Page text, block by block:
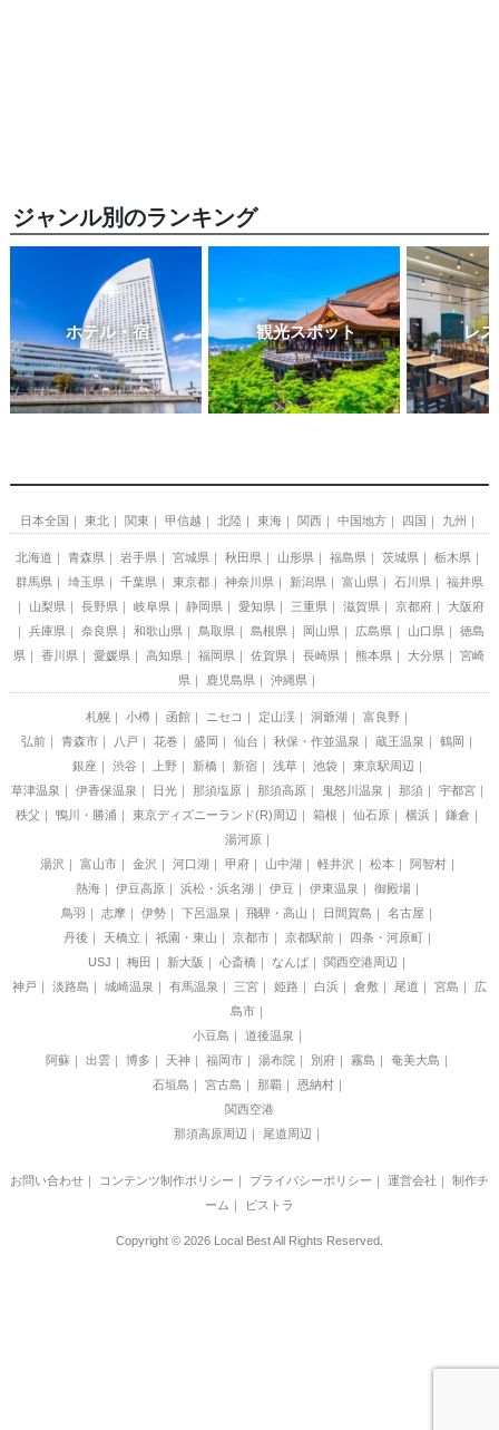
ジャンル別のランキング
ホテル・宿 観光スポット レ
日本全国 東北 関東 甲信越 北陸 東海 関西 中国地方 四国 九州
北海道 青森県 岩手県 宮城県 秋田県 山形県 福島県 茨城県
栃木県
群馬県
埼玉県 千葉県 東京都 神奈川県 新潟県 富山県 石川県
福井県
山梨県
長野県 岐阜県 静岡県 愛知県 三重県 滋賀県 京都府
大阪府
兵庫県
奈良県 和歌山県 鳥取県 島根県 岡山県 広島県 山口県
徳島
県
香川県 愛媛県 高知県 福岡県 佐賀県 長崎県 熊本県 大分県
宮崎
県
鹿児島県 沖縄県
札幌 小樽 函館 ニセコ 定山渓 洞爺湖
富良野
弘前
青森市 八戸 花巻 盛岡 仙台 秋保・作並温泉 蔵王温泉
鶴岡
銀座
渋谷 上野 新橋 新宿 浅草 池袋
東京駅周辺
草津温泉
伊香保温泉 日光 那須塩原 那須高原 鬼怒川温泉 那須
宇都宮
秩父
鴨川・勝浦 東京ディズニーランド(R)周辺 箱根 仙石原 横浜
鎌倉
湯河原
湯沢
富山市 金沢 河口湖 甲府 山中湖 軽井沢 松本
阿智村
熱海
伊豆高原 浜松・浜名湖 伊豆 伊東温泉
御殿場
鳥羽
志摩 伊勢 下呂温泉 飛騨・高山 日間賀島
名古屋
丹後
天橋立 祇園・東山 京都市 京都駅前
四条・河原町
USJ
梅田 新大阪 心斎橋 なんば
関西空港周辺
神戸
淡路島 城崎温泉 有馬温泉 三宮 姫路 白浜 倉敷 尾道 宮島
広
島市
小豆島
道後温泉
阿蘇
出雲 博多 天神 福岡市 湯布院 別府 霧島
奄美大島
石垣島
宮古島 那覇
恩納村
関西空港
那須高原周辺
尾道周辺
お問い合わせ｜ コンテンツ制作ポリシー プライバシーポリシー 運営会社
制作チ
ーム
ビストラ
Copyright © 2026 Local Best All Rights Reserved.